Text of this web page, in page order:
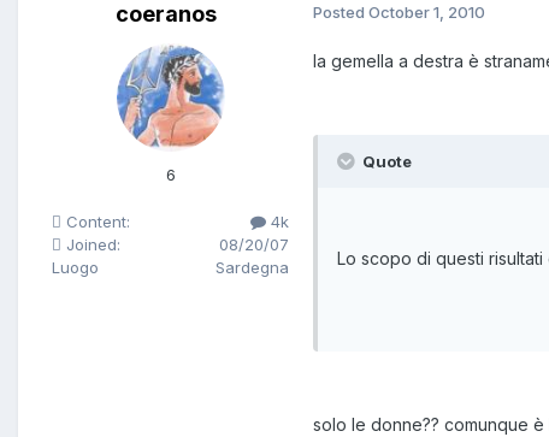
coeranos
6
Content:
4k
Joined:
08/20/07
Luogo
Sardegna
Posted October 1, 2010
la gemella a destra è
Quote
Lo scopo di questi
solo le donne?? comunque